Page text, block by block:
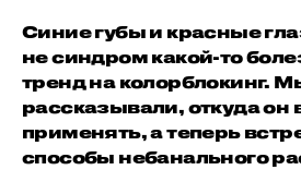
Синие губы и красные
не синдром какой-то
тренд на колорблокинг.
рассказывали, откуда он
применять, а теперь
способы небанального